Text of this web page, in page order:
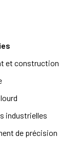
et construction
industrielles
de précision